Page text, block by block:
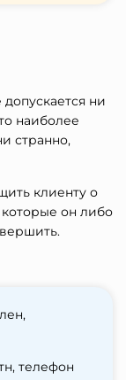
ни
наиболее
странно,
клиенту о
он либо
телефон